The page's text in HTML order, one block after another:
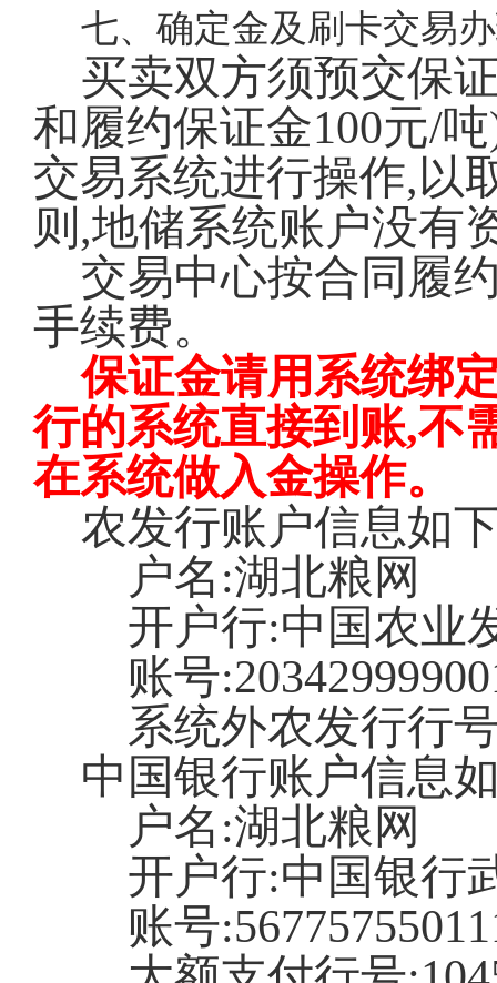
七、确定金及刷卡交易
买卖双方须预交保
和履约保证金100元/
交易系统进行操作,以
则,地储系统账户没有
交易中心按合同履
手续费。
保证金请用系统绑
行的系统直接到账,不
在系统做入金操作。
农发行账户信息如
户名 :湖北粮网
开户行:中国农业
账号
系统外农发行行
中国银行账户信息
户名 :湖北粮网
开户行:中国银行
账号